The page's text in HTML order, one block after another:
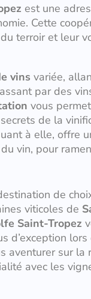
est une
Cette
terroir et leur
vins variée,
par des
vous
de la
à elle, offre
vin, pour
de
viticoles de
Saint-Tropez
d’exception
aventurer sur
avec les